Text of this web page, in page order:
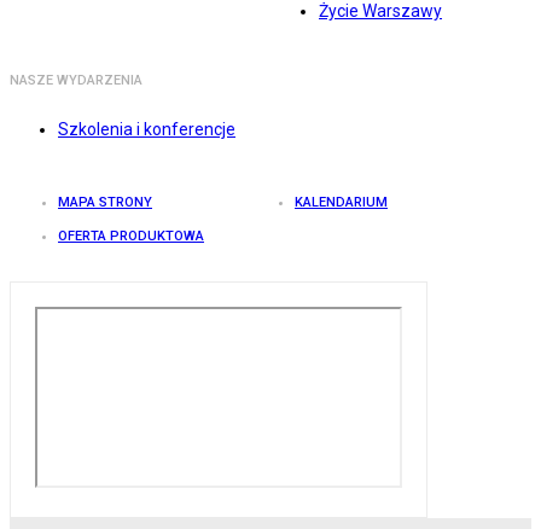
Życie Warszawy
NASZE WYDARZENIA
Szkolenia i konferencje
MAPA STRONY KALENDARIUM
OFERTA PRODUKTOWA